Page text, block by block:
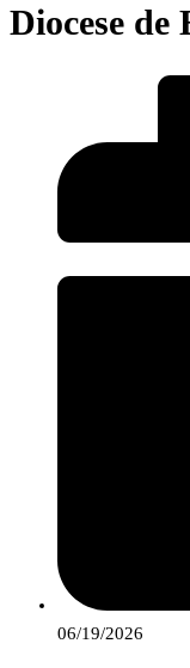
Diocese de
06/19/2026